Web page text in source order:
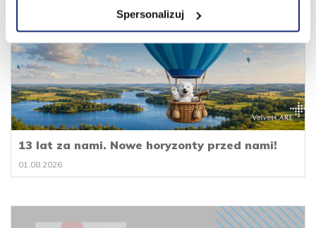
Spersonalizuj
13 lat za nami. Nowe horyzonty przed nami!
01.08.2026